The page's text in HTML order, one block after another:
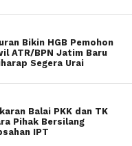
Bikin HGB Pemohon
ATR/BPN Jatim Baru
Segera Urai
Balai PKK dan TK
Pihak Bersilang
IPT